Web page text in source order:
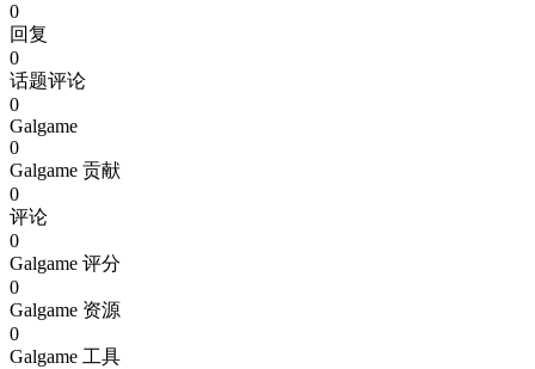
0
回复
0
话题评论
0
Galgame
0
Galgame 贡献
0
评论
0
Galgame 评分
0
Galgame 资源
0
Galgame 工具